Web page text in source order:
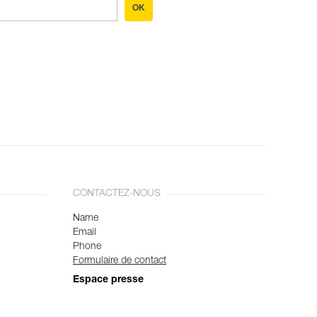
OK
CONTACTEZ-NOUS
Name
Email
Phone
Formulaire de contact
Espace presse